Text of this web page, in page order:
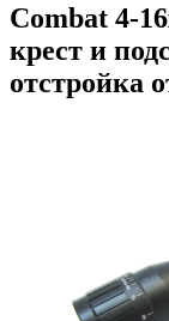
Combat 4-
крест и
отстройка